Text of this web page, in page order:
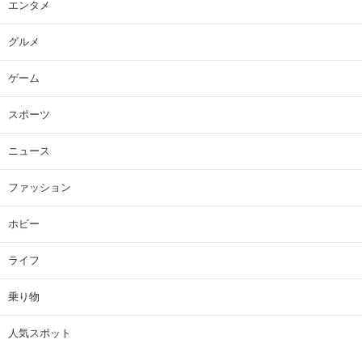
エンタメ
グルメ
ゲーム
スポーツ
ニュース
ファッション
ホビー
ライフ
乗り物
人気スポット